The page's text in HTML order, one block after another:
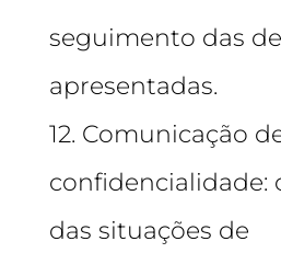
seguimento das
apresentadas.
12. Comunicação
confidencialidade:
das situações de